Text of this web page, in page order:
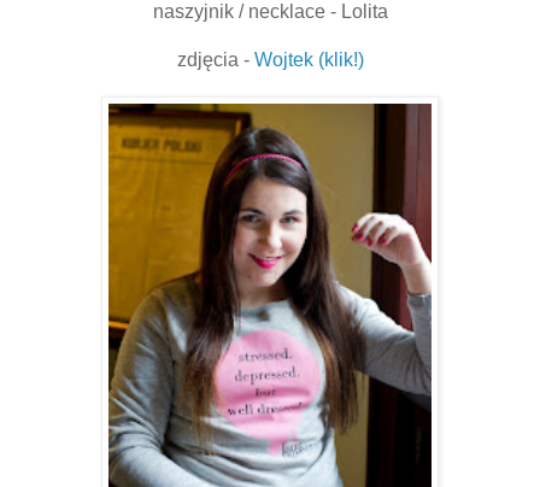
naszyjnik / necklace - Lolita
zdjęcia - Wojtek (klik!)